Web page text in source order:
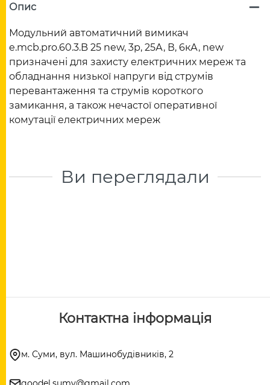
Опис
Модульний автоматичний вимикач
e.mcb.pro.60.3.B 25 new, 3р, 25А, В, 6кА, new
призначені для захисту електричних мереж та
обладнання низької напруги від струмів
перевантаження та струмів короткого
замикання, а також нечастої оперативної
комутації електричних мереж
Ви переглядали
Контактна інформація
м. Суми, вул. Машинобудівників, 2